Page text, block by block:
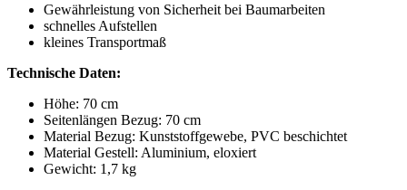
Gewährleistung von Sicherheit bei Baumarbeiten
schnelles Aufstellen
kleines Transportmaß
Technische Daten:
Höhe: 70 cm
Seitenlängen Bezug: 70 cm
Material Bezug: Kunststoffgewebe, PVC beschichtet
Material Gestell: Aluminium, eloxiert
Gewicht: 1,7 kg